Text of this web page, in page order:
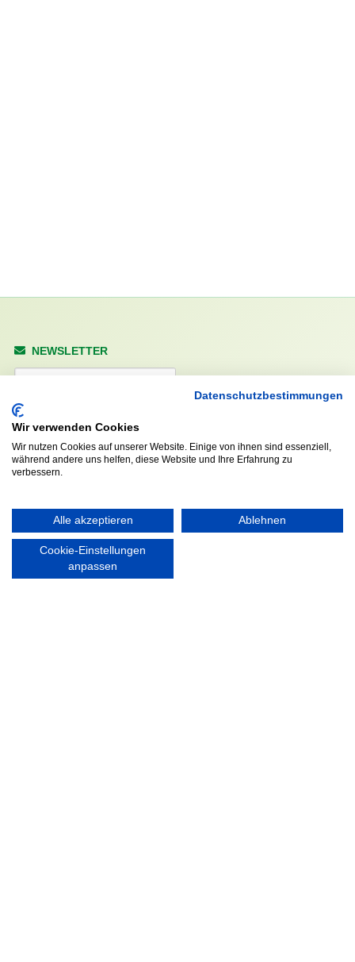
NEWSLETTER
Anrede
Abonnieren
Walddörfer Sportverein
Halenreie 32-34
22359 Hamburg
Tel. 040 / 64 50 62 - 0
SERVICEZEITEN:
Mo. – Fr. 8:00 – 22:00 Uhr
Datenschutzbestimmungen
Wir verwenden Cookies
Wir nutzen Cookies auf unserer Website. Einige von ihnen sind essenziell,
während andere uns helfen, diese Website und Ihre Erfahrung zu
verbessern.
Alle akzeptieren Ablehnen
Cookie-Einstellungen
anpassen